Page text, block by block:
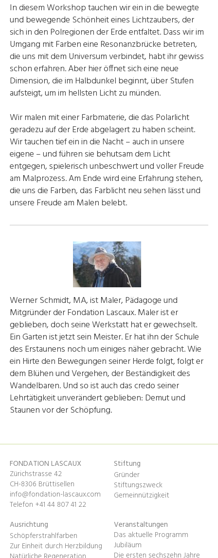
In diesem Workshop tauchen wir ein in die bewegte
und bewegende Schönheit eines Lichtzaubers, der
sich in den Polregionen der Erde entfaltet. Dass wir im
Umgang mit Farben eine Resonanzbrücke betreten,
die uns mit dem Universum verbindet, habt ihr gewiss
schon erfahren. Aber hier öffnet sich eine neue
Dimension, die im Halbdunkel beginnt, über Stufen
aufsteigt, um im hellsten Licht zu münden.
Wir malen mit einer Farbmaterie, die das Polarlicht
geradezu auf der Erde abgelagert zu haben scheint.
Wir tauchen tief ein in die Nacht – auch in unsere
eigene – und führen sie behutsam dem Licht
entgegen, spielerisch unbeschwert und voller Freude
am Malprozess. Am Ende wird eine Erfahrung stehen,
die uns die Farben, das Farblicht neu sehen lässt und
unsere Freude am Malen belebt.
Werner Schmidt, MA, ist Maler, Pädagoge und
Mitgründer der Fondation Lascaux. Maler ist er
geblieben, doch seine Werkstatt hat er gewechselt.
Ein Garten ist jetzt sein Meister. Er hat ihn der Schule
des Erstaunens noch um einiges näher gebracht. Wie
ein Hirte den Bewegungen seiner Herde folgt, folgt er
dem Blühen und Vergehen, der Beständigkeit des
Wandelbaren. Und so ist auch das credo seiner
Lehrtätigkeit unverändert geblieben: Demut und
Staunen vor der Schöpfung.
FONDATION LASCAUX
Zürichstrasse 42
CH-8306 Brüttisellen
info@fondation-lascaux.com
Telefon +41 44 807 41 22
Stiftung
Gründer
Stiftungszweck
Gemeinnützigkeit
Ausrichtung
Schöpferstrahlfarben
Zur Einheit durch Herzbildung
Veranstaltungen
Das aktuelle Programm
Jubiläum